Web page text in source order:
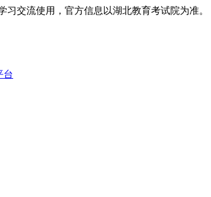
交流使用，官方信息以湖北教育考试院为准。
台